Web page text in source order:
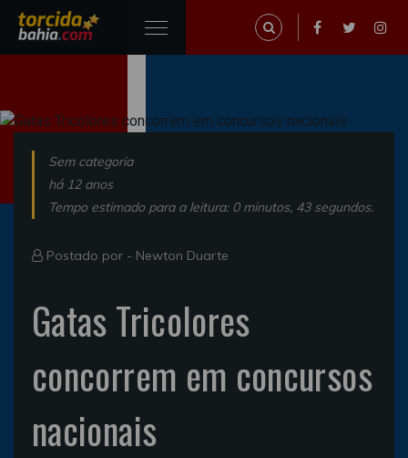
Sem categoria
há 12 anos
Tempo estimado para a leitura: 0 minutos, 43 segundos.
Postado por - Newton Duarte
Gatas Tricolores
concorrem em concursos
nacionais